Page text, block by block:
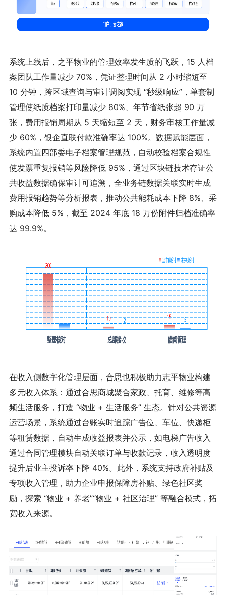
系统上线后，之平物业的管理效率发生质的飞跃，15 人档
案团队工作量减少 70%，凭证整理时间从 2 小时缩短至
10 分钟，跨区域查询与审计调阅实现 “秒级响应”，单套制
管理使纸质档案打印量减少 80%、年节省纸张超 90 万
张，费用报销周期从 5 天缩短至 2 天，财务审核工作量减
少 60%，银企直联付款准确率达 100%。数据赋能层面，
系统内置四部委电子档案管理规范，自动校验档案合规性
使发票重复报销等风险降低 95%，通过区块链技术存证公
共收益数据确保审计可追溯，全业务链数据关联实时生成
费用报销趋势等分析报表，推动公共能耗成本下降 8%、采
购成本降低 5%，截至 2024 年底 18 万份附件归档准确率
达 99.9%。
在收入侧数字化管理层面，合思也积极助力志平物业构建
多元收入体系：通过合思商城聚合家政、托育、维修等高
频生活服务，打造 “物业 + 生活服务” 生态。针对公共资源
运营场景，系统通过台账实时追踪广告位、车位、快递柜
等租赁数据，自动生成收益报表并公示，如电梯广告收入
通过合同管理模块自动关联订单与收款记录，收入透明度
提升后业主投诉率下降 40%。此外，系统支持政府补贴及
专项收入管理，助力企业申报保障房补贴、绿色社区奖
励，探索 “物业 + 养老”“物业 + 社区治理” 等融合模式，拓
宽收入来源。